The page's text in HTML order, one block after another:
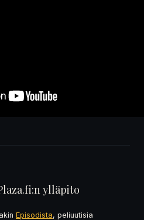
ylläpito
Episodista, peliuutisia